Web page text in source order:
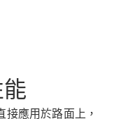
應用於路面上，